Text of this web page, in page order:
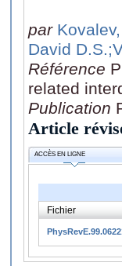
par
David D.S.
Référence
related
Publication
Article
ACCÈS EN LIGNE
Fichier